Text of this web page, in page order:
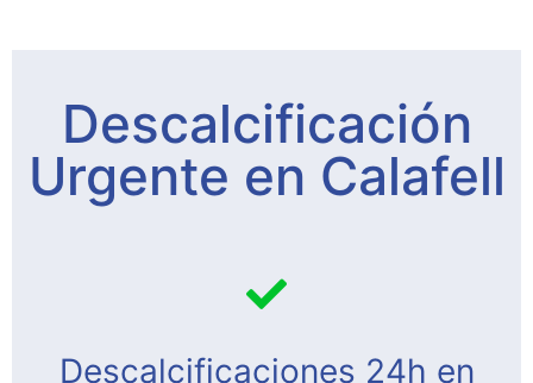
Descalcificación
Urgente en Calafell
Descalcificaciones 24h en